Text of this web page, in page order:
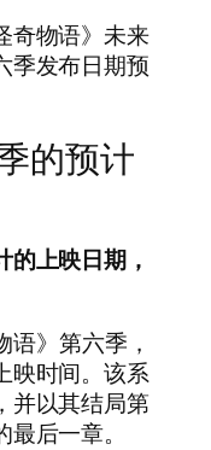
奇物语》未来
季发布日期预
的预计
的上映日期，
》第六季，
映时间。该系
并以其结局第
后一章。